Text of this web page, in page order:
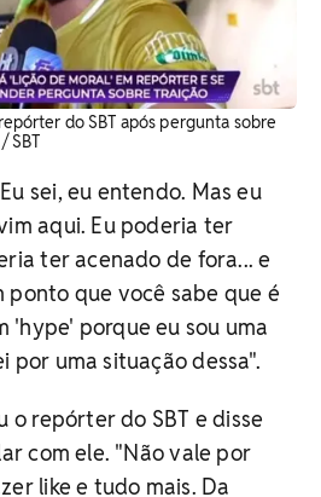
do SBT após pergunta sobre
SBT
sei, eu entendo. Mas eu
aqui. Eu poderia ter
ter acenado de fora... e
ponto que você sabe que é
'hype' porque eu sou uma
por uma situação dessa".
repórter do SBT e disse
com ele. "Não vale por
like e tudo mais. Da